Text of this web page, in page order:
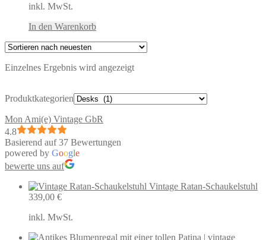
inkl. MwSt.
In den Warenkorb
Einzelnes Ergebnis wird angezeigt
Produktkategorien
Mon Ami(e) Vintage GbR
4.8
Basierend auf 37 Bewertungen
powered by Google
bewerte uns auf
Vintage Ratan-Schaukelstuhl
339,00 €
inkl. MwSt.